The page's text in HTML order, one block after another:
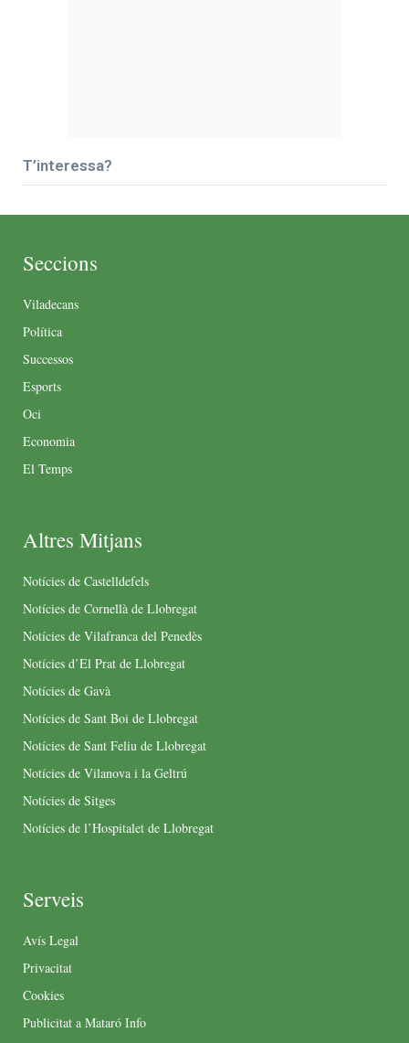
T’interessa?
Seccions
Viladecans
Política
Successos
Esports
Oci
Economia
El Temps
Altres Mitjans
Notícies de Castelldefels
Notícies de Cornellà de Llobregat
Notícies de Vilafranca del Penedès
Notícies d’El Prat de Llobregat
Notícies de Gavà
Notícies de Sant Boi de Llobregat
Notícies de Sant Feliu de Llobregat
Notícies de Vilanova i la Geltrú
Notícies de Sitges
Notícies de l’Hospitalet de Llobregat
Serveis
Avís Legal
Privacitat
Cookies
Publicitat a Mataró Info